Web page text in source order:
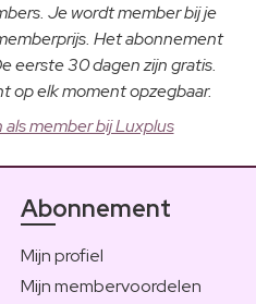
Je wordt member bij je
Het abonnement
eerste 30 dagen zijn gratis.
op elk moment opzegbaar.
member bij Luxplus
Abonnement
Mijn profiel
Mijn membervoordelen